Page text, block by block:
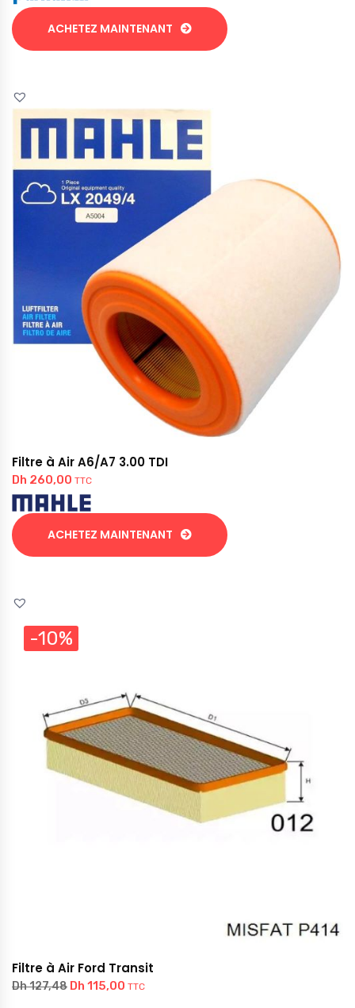
ACHETEZ MAINTENANT
Filtre à Air A6/A7 3.00 TDI
Dh 260,00 TTC
ACHETEZ MAINTENANT
-10%
Filtre à Air Ford Transit
Dh127,48 Dh 115,00 TTC